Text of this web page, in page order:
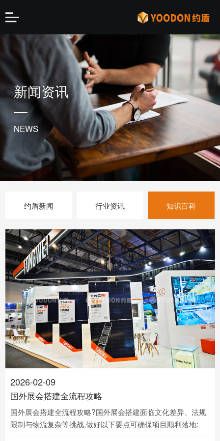
新闻资讯
NEWS
约盾新闻 行业资讯 知识百科
2026-02-09
国外展会搭建全流程攻略
国外展会搭建全流程攻略?国外展会搭建面临文化差异、法规
限制与物流复杂等挑战,做好以下要点可确保项目顺利落地: